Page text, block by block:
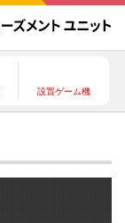
設置ゲーム機